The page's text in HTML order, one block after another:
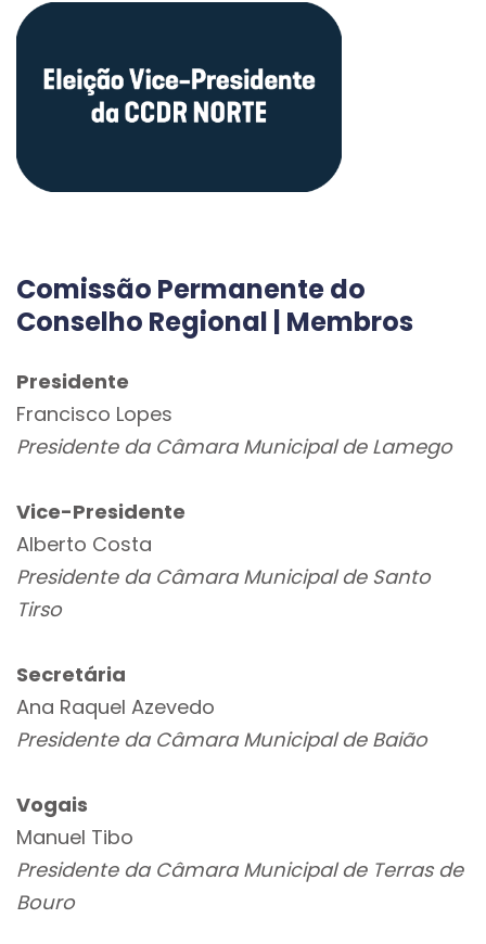
Comissão Permanente do
Conselho Regional | Membros
Presidente
Francisco Lopes
Presidente da Câmara Municipal de Lamego
Vice-Presidente
Alberto Costa
Presidente da Câmara Municipal de Santo
Tirso
Secretária
Ana Raquel Azevedo
Presidente da Câmara Municipal de Baião
Vogais
Manuel Tibo
Presidente da Câmara Municipal de Terras de
Bouro